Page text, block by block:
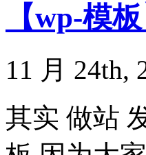
【wp-模
11 月 24th,
其实 做站